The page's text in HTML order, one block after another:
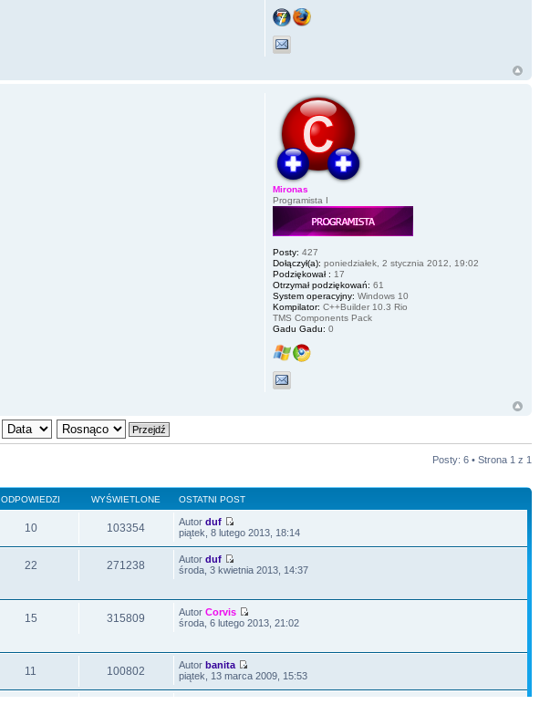
Mironas
Programista I
Posty: 427
Dołączył(a): poniedziałek, 2 stycznia 2012, 19:02
Podziękował : 17
Otrzymał podziękowań: 61
System operacyjny: Windows 10
Kompilator: C++Builder 10.3 Rio
TMS Components Pack
Gadu Gadu: 0
Posty: 6 • Strona 1 z 1
ODPOWIEDZI WYŚWIETLONE OSTATNI POST
10 103354 Autorduf
piątek, 8 lutego 2013, 18:14
22 271238 Autorduf
środa, 3 kwietnia 2013, 14:37
15 315809 AutorCorvis
środa, 6 lutego 2013, 21:02
11 100802 Autor banita
piątek, 13 marca 2009, 15:53